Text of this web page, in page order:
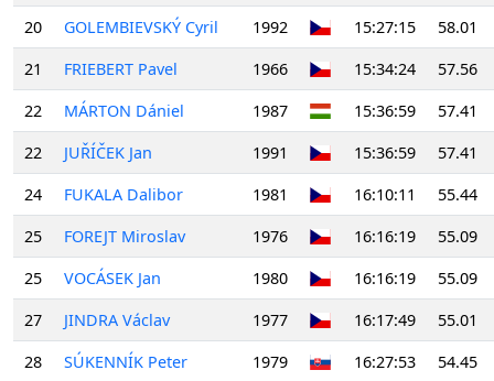
20
GOLEMBIEVSKÝ Cyril 1992 15:27:15
58.01
21
FRIEBERT Pavel 1966 15:34:24
57.56
22
MÁRTON Dániel 1987 15:36:59
57.41
22
JUŘÍČEK Jan 1991 15:36:59
57.41
24
FUKALA Dalibor 1981 16:10:11
55.44
25
FOREJT Miroslav 1976 16:16:19
55.09
25
VOCÁSEK Jan 1980 16:16:19
55.09
27
JINDRA Václav 1977 16:17:49
55.01
28
SÚKENNÍK Peter 1979 16:27:53
54.45